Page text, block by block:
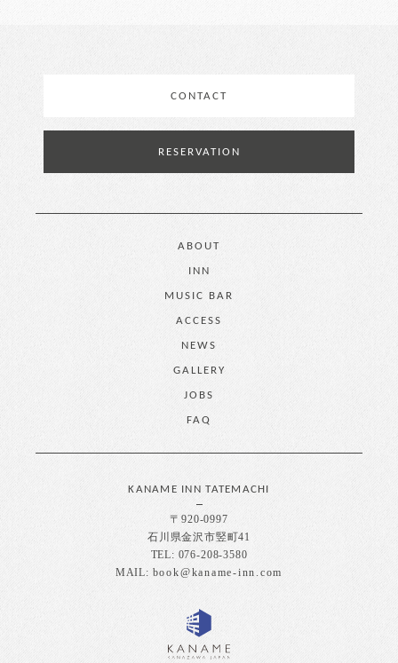
CONTACT
RESERVATION
ABOUT
INN
MUSIC BAR
ACCESS
NEWS
GALLERY
JOBS
FAQ
KANAME INN TATEMACHI
〒920-0997
石川県金沢市竪町41
TEL: 076-208-3580
MAIL: book@kaname-inn.com